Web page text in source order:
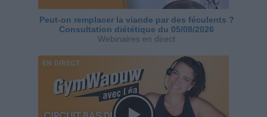
Peut-on remplacer la viande par des féculents ?
Consultation diététique du 05/08/2026
Webinaires en direct